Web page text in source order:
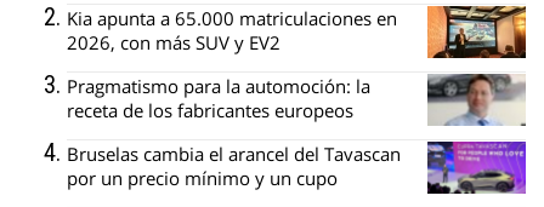
Kia apunta a 65.000 matriculaciones en
2026, con más SUV y EV2
Pragmatismo para la automoción: la
receta de los fabricantes europeos
Bruselas cambia el arancel del Tavascan
por un precio mínimo y un cupo